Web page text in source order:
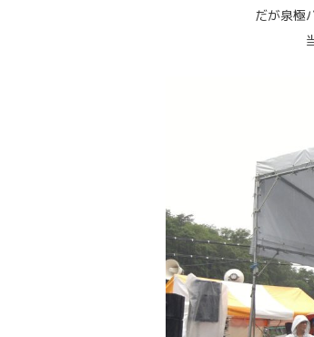
だが泉極